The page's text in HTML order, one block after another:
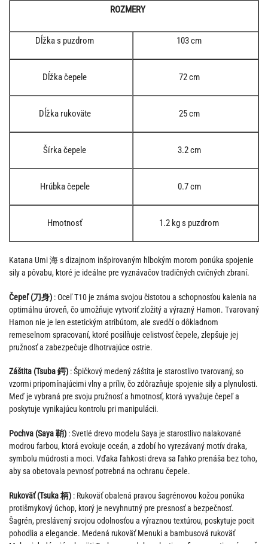
ROZMERY
Dĺžka s puzdrom 103 cm
Dĺžka čepele 72 cm
Dĺžka rukoväte 25 cm
Šírka čepele 3.2 cm
Hrúbka čepele 0.7 cm
Hmotnosť 1.2 kg s puzdrom
Katana Umi 海 s dizajnom inšpirovaným hlbokým morom ponúka spojenie
sily a pôvabu, ktoré je ideálne pre vyznávačov tradičných cvičných zbraní.
Čepeľ (刀身) : Oceľ T10 je známa svojou čistotou a schopnosťou kalenia na
optimálnu úroveň, čo umožňuje vytvoriť zložitý a výrazný Hamon. Tvarovaný
Hamon nie je len estetickým atribútom, ale svedčí o dôkladnom
remeselnom spracovaní, ktoré posilňuje celistvosť čepele, zlepšuje jej
pružnosť a zabezpečuje dlhotrvajúce ostrie.
Záštita (Tsuba 鍔) : Špičkový medený záštita je starostlivo tvarovaný, so
vzormi pripomínajúcimi vlny a príliv, čo zdôrazňuje spojenie sily a plynulosti.
Meď je vybraná pre svoju pružnosť a hmotnosť, ktorá vyvažuje čepeľ a
poskytuje vynikajúcu kontrolu pri manipulácii.
Pochva (Saya 鞘) : Svetlé drevo modelu Saya je starostlivo nalakované
modrou farbou, ktorá evokuje oceán, a zdobí ho vyrezávaný motív draka,
symbolu múdrosti a moci. Vďaka ľahkosti dreva sa ľahko prenáša bez toho,
aby sa obetovala pevnosť potrebná na ochranu čepele.
Rukoväť (Tsuka 柄) : Rukoväť obalená pravou šagrénovou kožou ponúka
protišmykový úchop, ktorý je nevyhnutný pre presnosť a bezpečnosť.
Šagrén, preslávený svojou odolnosťou a výraznou textúrou, poskytuje pocit
pohodlia a elegancie. Medená rukoväť Menuki a bambusová rukoväť